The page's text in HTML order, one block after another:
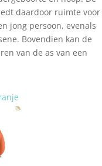
daardoor ruimte voor
jong persoon, evenals
Bovendien kan de
van de as van een